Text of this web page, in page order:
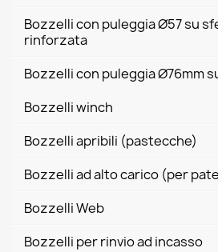
Bozzelli con puleggia Ø57 su
rinforzata
Bozzelli con puleggia Ø76mm
Bozzelli winch
Bozzelli apribili (pastecche)
Bozzelli ad alto carico (per
Bozzelli Web
Bozzelli per rinvio ad incasso